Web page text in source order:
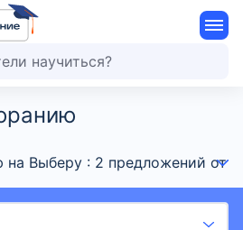
Выберу : 2 предложений от